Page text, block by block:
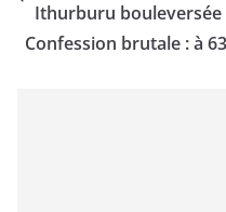
Ithurburu bouleversée
Confession brutale : à